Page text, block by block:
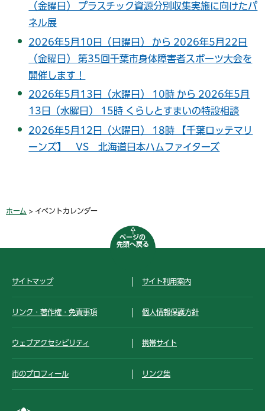
（金曜日） プラスチック資源分別収集実施に向けたパ
ネル展
2026年5月10日（日曜日） から 2026年5月22日
（金曜日） 第35回千葉市身体障害者スポーツ大会を
開催します！
2026年5月13日（水曜日） 10時 から 2026年5月
13日（水曜日） 15時 くらしとすまいの特設相談
2026年5月12日（火曜日） 18時 【千葉ロッテマリ
ーンズ】 VS 北海道日本ハムファイターズ
ホーム > イベントカレンダー
ページの
先頭へ戻る
サイトマップ サイト利用案内
リンク・著作権・免責事項 個人情報保護方針
ウェブアクセシビリティ 携帯サイト
市のプロフィール リンク集